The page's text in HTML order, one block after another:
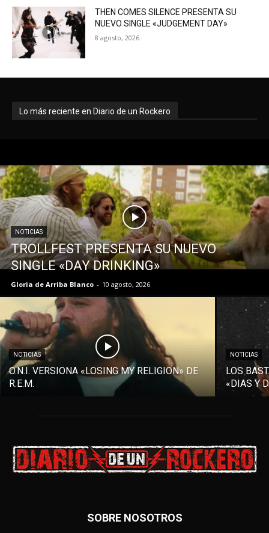
THEN COMES SILENCE PRESENTA SU
NUEVO SINGLE «JUDGEMENT DAY»
8 agosto, 2026
Lo más reciente en Diario de un Rockero
NOTICIAS
TROLLFEST PRESENTA SU NUEVO
SINGLE «DAY DRINKING»
Gloria de Arriba Blanco - 10 agosto, 2026
NOTICIAS
O.N.I. VERSIONA «LOSING MY RELIGION» DE
R.E.M.
NOTICIAS
LOS
«DIAS Y
SOBRE NOSOTROS